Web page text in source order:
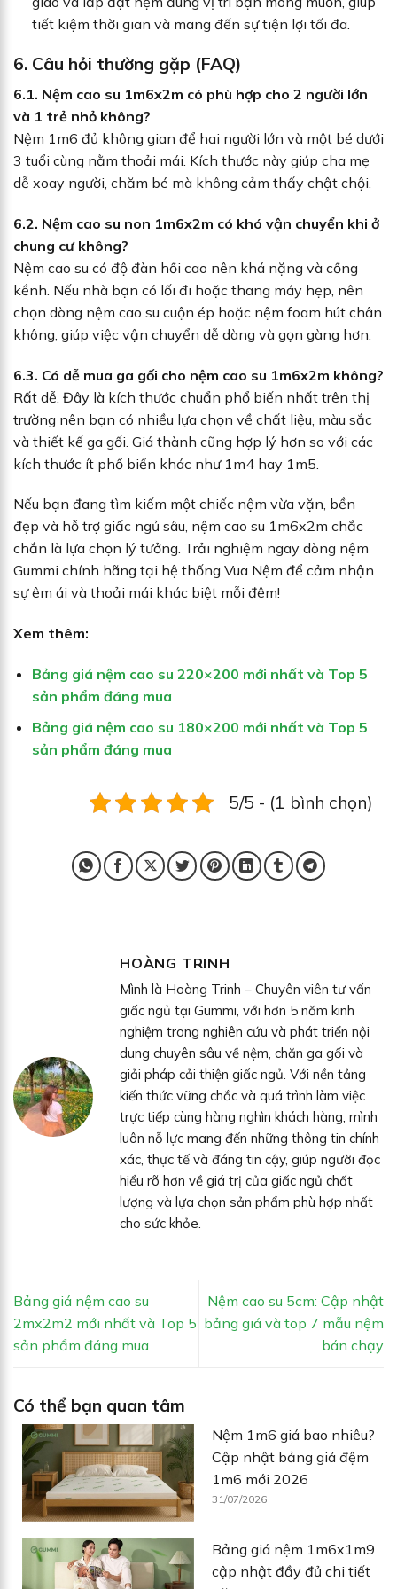
tiết kiệm thời gian và mang đến sự tiện lợi tối đa.
6. Câu hỏi thường gặp (FAQ)
6.1. Nệm cao su 1m6x2m có phù hợp cho 2 người lớn
và 1 trẻ nhỏ không?
Nệm 1m6 đủ không gian để hai người lớn và một bé dưới
3 tuổi cùng nằm thoải mái. Kích thước này giúp cha mẹ
dễ xoay người, chăm bé mà không cảm thấy chật chội.
6.2. Nệm cao su non 1m6x2m có khó vận chuyển khi ở
chung cư không?
Nệm cao su có độ đàn hồi cao nên khá nặng và cồng
kềnh. Nếu nhà bạn có lối đi hoặc thang máy hẹp, nên
chọn dòng nệm cao su cuộn ép hoặc nệm foam hút chân
không, giúp việc vận chuyển dễ dàng và gọn gàng hơn.
6.3. Có dễ mua ga gối cho nệm cao su 1m6x2m không?
Rất dễ. Đây là kích thước chuẩn phổ biến nhất trên thị
trường nên bạn có nhiều lựa chọn về chất liệu, màu sắc
và thiết kế ga gối. Giá thành cũng hợp lý hơn so với các
kích thước ít phổ biến khác như 1m4 hay 1m5.
Nếu bạn đang tìm kiếm một chiếc nệm vừa vặn, bền
đẹp và hỗ trợ giấc ngủ sâu, nệm cao su 1m6x2m chắc
chắn là lựa chọn lý tưởng. Trải nghiệm ngay dòng nệm
Gummi chính hãng tại hệ thống Vua Nệm để cảm nhận
sự êm ái và thoải mái khác biệt mỗi đêm!
Xem thêm:
Bảng giá nệm cao su 220×200 mới nhất và Top 5
sản phẩm đáng mua
Bảng giá nệm cao su 180×200 mới nhất và Top 5
sản phẩm đáng mua
5/5 - (1 bình chọn)
HOÀNG TRINH
Mình là Hoàng Trinh – Chuyên viên tư vấn
giấc ngủ tại Gummi, với hơn 5 năm kinh
nghiệm trong nghiên cứu và phát triển nội
dung chuyên sâu về nệm, chăn ga gối và
giải pháp cải thiện giấc ngủ. Với nền tảng
kiến thức vững chắc và quá trình làm việc
trực tiếp cùng hàng nghìn khách hàng, mình
luôn nỗ lực mang đến những thông tin chính
xác, thực tế và đáng tin cậy, giúp người đọc
hiểu rõ hơn về giá trị của giấc ngủ chất
lượng và lựa chọn sản phẩm phù hợp nhất
cho sức khỏe.
Bảng giá nệm cao su
2mx2m2 mới nhất và Top 5
sản phẩm đáng mua
Nệm cao su 5cm: Cập nhật
bảng giá và top 7 mẫu nệm
bán chạy
Có thể bạn quan tâm
Nệm 1m6 giá bao nhiêu?
Cập nhật bảng giá đệm
1m6 mới 2026
31/07/2026
Bảng giá nệm 1m6x1m9
cập nhật đầy đủ chi tiết